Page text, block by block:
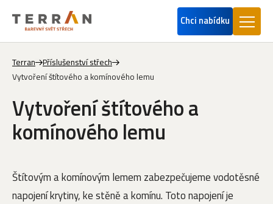
Chci nabídku
Terran
Příslušenství střech
Vytvoření štítového a komínového lemu
Vytvoření štítového a
komínového lemu
Štítovým a komínovým lemem zabezpečujeme vodotěsné
napojení krytiny, ke stěně a komínu. Toto napojení je